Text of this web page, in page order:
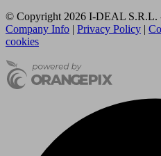
© Copyright 2026 I-DEAL S.R.L.
Company Info
Privacy Policy
cookies